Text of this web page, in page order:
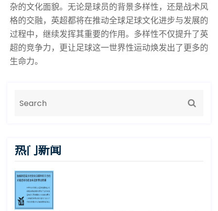
杂的文化面貌。无论是球员的背景多样性，还是战术风
格的交融，英超都将在推动全球足球文化进步与发展的
过程中，继续发挥其重要的作用。多样性不仅提升了英
超的竞争力，更让足球这一世界性运动焕发出了更多的
生命力。
热门新闻